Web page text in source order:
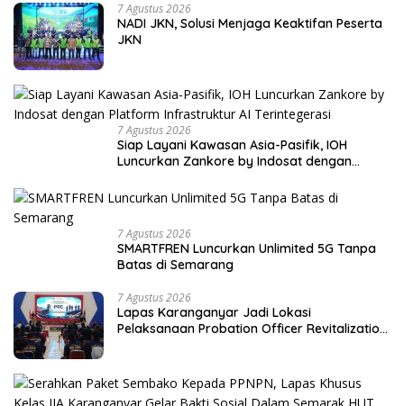
7 Agustus 2026
NADI JKN, Solusi Menjaga Keaktifan Peserta
JKN
7 Agustus 2026
Siap Layani Kawasan Asia-Pasifik, IOH
Luncurkan Zankore by Indosat dengan
7 Agustus 2026
SMARTFREN Luncurkan Unlimited 5G Tanpa
Batas di Semarang
7 Agustus 2026
Lapas Karanganyar Jadi Lokasi
Pelaksanaan Probation Officer Revitalization